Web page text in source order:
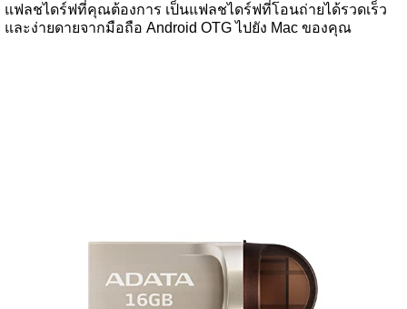
แฟลชไดร์ฟที่คุณต้องการ เป็นแฟลชไดร์ฟที่โอนถ่ายได้รวดเร็ว
และง่ายดายจากมือถือ Android OTG ไปยัง Mac ของคุณ